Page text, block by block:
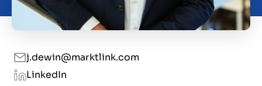
j.dewin@marktlink.com
LinkedIn